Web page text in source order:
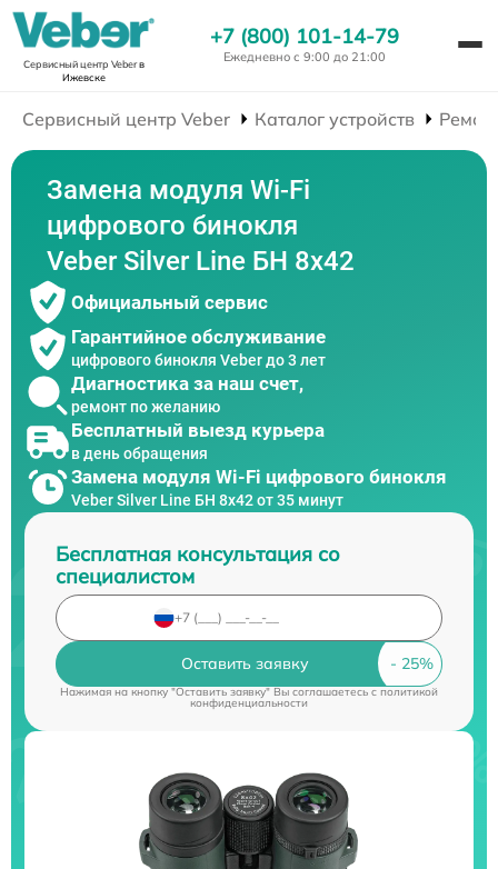
Сервисный центр Veberв
Ижевске
+7 (800) 101-14-79
Ежедневно с 9:00 до 21:00
Сервисный центр Veber Каталог устройств
Замена модуля Wi-Fi
цифрового бинокля
Veber Silver Line БН 8x42
Официальный сервис
Гарантийное обслуживание
цифрового бинокля Veber до 3 лет
Диагностика за наш счет,
ремонт по желанию
Бесплатный выезд курьера
в день обращения
Замена модуля Wi-Fi цифрового бинокля
Veber Silver Line БН 8x42 от 35 минут
Бесплатная консультация со
специалистом
Оставить заявку
Нажимая на кнопку "Оставить заявку" Вы соглашаетесь cполитикой
конфиденциальности